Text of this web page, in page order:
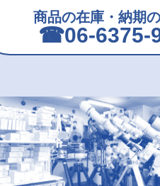
商品の在庫・納期
☎︎06-6375-